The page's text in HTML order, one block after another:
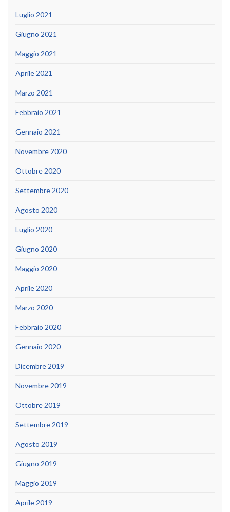
Luglio 2021
Giugno 2021
Maggio 2021
Aprile 2021
Marzo 2021
Febbraio 2021
Gennaio 2021
Novembre 2020
Ottobre 2020
Settembre 2020
Agosto 2020
Luglio 2020
Giugno 2020
Maggio 2020
Aprile 2020
Marzo 2020
Febbraio 2020
Gennaio 2020
Dicembre 2019
Novembre 2019
Ottobre 2019
Settembre 2019
Agosto 2019
Giugno 2019
Maggio 2019
Aprile 2019